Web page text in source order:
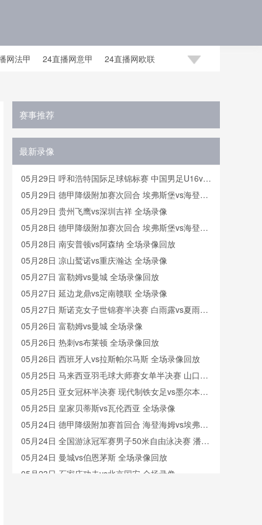
网法甲 24直播网意甲 24直播网欧联
赛事推荐
最新录像
05月29日 呼和浩特国际足球锦标赛 中国男足U16vs
沙特U16 全场录像
05月29日 德甲降级附加赛次回合 埃弗斯堡vs海登海
姆 全场录像
05月29日 贵州飞鹰vs深圳吉祥 全场录像
05月28日 德甲降级附加赛次回合 埃弗斯堡vs海登海
姆 全场录像
05月28日 南安普顿vs阿森纳 全场录像回放
05月28日 凉山鹫诺vs重庆瀚达 全场录像
05月27日 富勒姆vs曼城 全场录像回放
05月27日 延边龙鼎vs定南赣联 全场录像
05月27日 斯诺克女子世锦赛半决赛 白雨露vs夏雨滢
全场录像回放
05月26日 富勒姆vs曼城 全场录像
05月26日 热刺vs布莱顿 全场录像回放
05月26日 西班牙人vs拉斯帕尔马斯 全场录像回放
05月25日 马来西亚羽毛球大师赛女单半决赛 山口茜
vs韩悦 全场录像回放
05月25日 亚女冠杯半决赛 现代制铁女足vs墨尔本城
女足 全场录像回放
05月25日 皇家贝蒂斯vs瓦伦西亚 全场录像
05月24日 德甲降级附加赛首回合 海登海姆vs埃弗斯
堡 全场录像
05月24日 全国游泳冠军赛男子50米自由泳决赛 潘展
乐 全场录像回放
05月24日 曼城vs伯恩茅斯 全场录像回放
05月23日 石家庄功夫vs北京国安 全场录像